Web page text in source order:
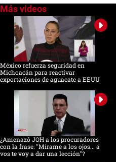
of
minute,
seconds
México refuerza seguridad en
Michoacán para reactivar
exportaciones de aguacate a EEUU
¿Amenazó JOH a los procuradores
con la frase: "Mírame a los ojos... a
vos te voy a dar una lección"?